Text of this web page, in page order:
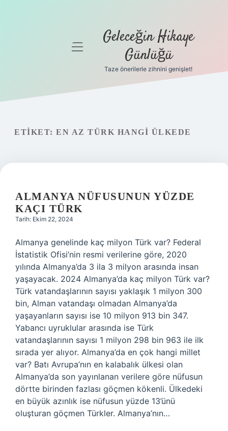
Gizlilik
Yasal Uyarı
Hakkımızda
menüyü Geleceğin Hikaye
Günlüğü
Taze önerilerle zihnini genişlet!
ETIKET: EN AZ TÜRK HANGI ÜLKEDE
ALMANYA NÜFUSUNUN YÜZDE
KAÇI TÜRK
Tarih: Ekim 22, 2024
Almanya genelinde kaç milyon Türk var? Federal
İstatistik Ofisi’nin resmi verilerine göre, 2020
yılında Almanya’da 3 ila 3 milyon arasında insan
yaşayacak. 2024 Almanya’da kaç milyon Türk var?
Türk vatandaşlarının sayısı yaklaşık 1 milyon 300
bin, Alman vatandaşı olmadan Almanya’da
yaşayanların sayısı ise 10 milyon 913 bin 347.
Yabancı uyruklular arasında ise Türk
vatandaşlarının sayısı 1 milyon 298 bin 963 ile ilk
sırada yer alıyor. Almanya’da en çok hangi millet
var? Batı Avrupa’nın en kalabalık ülkesi olan
Almanya’da son yayınlanan verilere göre nüfusun
dörtte birinden fazlası göçmen kökenli. Ülkedeki
en büyük azınlık ise nüfusun yüzde 13’ünü
oluşturan göçmen Türkler. Almanya’nın…